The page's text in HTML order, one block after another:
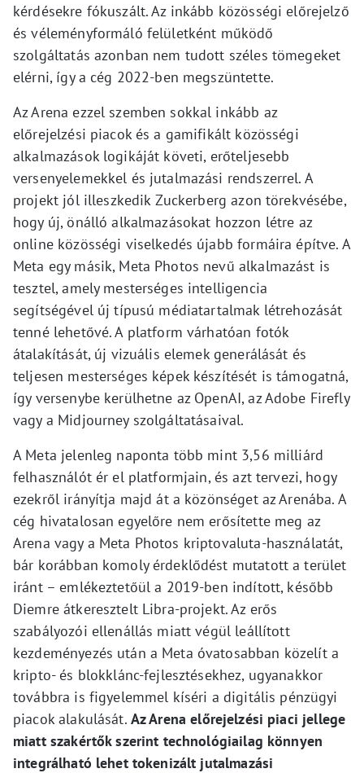
kérdésekre fókuszált. Az inkább közösségi előrejelző
és véleményformáló felületként működő
szolgáltatás azonban nem tudott széles tömegeket
elérni, így a cég 2022-ben megszüntette.
Az Arena ezzel szemben sokkal inkább az
előrejelzési piacok és a gamifikált közösségi
alkalmazások logikáját követi, erőteljesebb
versenyelemekkel és jutalmazási rendszerrel. A
projekt jól illeszkedik Zuckerberg azon törekvésébe,
hogy új, önálló alkalmazásokat hozzon létre az
online közösségi viselkedés újabb formáira építve. A
Meta egy másik, Meta Photos nevű alkalmazást is
tesztel, amely mesterséges intelligencia
segítségével új típusú médiatartalmak létrehozását
tenné lehetővé. A platform várhatóan fotók
átalakítását, új vizuális elemek generálását és
teljesen mesterséges képek készítését is támogatná,
így versenybe kerülhetne az OpenAI, az Adobe Firefly
vagy a Midjourney szolgáltatásaival.
A Meta jelenleg naponta több mint 3,56 milliárd
felhasználót ér el platformjain, és azt tervezi, hogy
ezekről irányítja majd át a közönséget az Arenába. A
cég hivatalosan egyelőre nem erősítette meg az
Arena vagy a Meta Photos kriptovaluta-használatát,
bár korábban komoly érdeklődést mutatott a terület
iránt – emlékeztetőül a 2019-ben indított, később
Diemre átkeresztelt Libra-projekt. Az erős
szabályozói ellenállás miatt végül leállított
kezdeményezés után a Meta óvatosabban közelít a
kripto- és blokklánc-fejlesztésekhez, ugyanakkor
továbbra is figyelemmel kíséri a digitális pénzügyi
piacok alakulását. Az Arena előrejelzési piaci jellege
miatt szakértők szerint technológiailag könnyen
integrálható lehet tokenizált jutalmazási